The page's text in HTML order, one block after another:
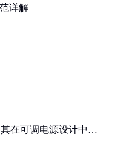
详解
在可调电源设计中的